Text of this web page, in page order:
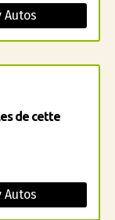
Autos
de cette
Autos